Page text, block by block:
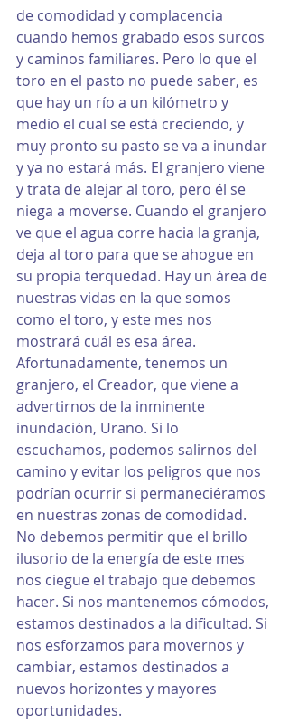
de comodidad y complacencia
cuando hemos grabado esos surcos
y caminos familiares. Pero lo que el
toro en el pasto no puede saber, es
que hay un río a un kilómetro y
medio el cual se está creciendo, y
muy pronto su pasto se va a inundar
y ya no estará más. El granjero viene
y trata de alejar al toro, pero él se
niega a moverse. Cuando el granjero
ve que el agua corre hacia la granja,
deja al toro para que se ahogue en
su propia terquedad. Hay un área de
nuestras vidas en la que somos
como el toro, y este mes nos
mostrará cuál es esa área.
Afortunadamente, tenemos un
granjero, el Creador, que viene a
advertirnos de la inminente
inundación, Urano. Si lo
escuchamos, podemos salirnos del
camino y evitar los peligros que nos
podrían ocurrir si permaneciéramos
en nuestras zonas de comodidad.
No debemos permitir que el brillo
ilusorio de la energía de este mes
nos ciegue el trabajo que debemos
hacer. Si nos mantenemos cómodos,
estamos destinados a la dificultad. Si
nos esforzamos para movernos y
cambiar, estamos destinados a
nuevos horizontes y mayores
oportunidades.